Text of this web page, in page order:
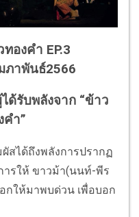
องคำ EP.3
ภาพันธ์2566
ด้รับพลังจาก “ข้าว
คำ”
สได้ถึงพลังการปรากฏ
ารให้ ขาวม้า(นนท์-พีร
กให้มาพบด่วน เพื่อบอก